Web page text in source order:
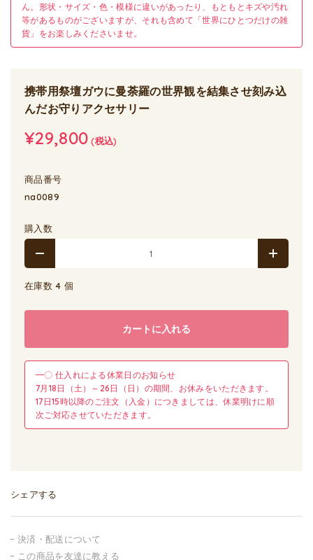
ん。形状・サイズ・色・模様に違いがあったり、もともとキズや汚れ
等があるものがございますが、それも含めて「世界にひとつだけの雑
貨」をお楽しみくださいませ。
携帯用祭壇ガウに曼荼羅の世界観を結集させ刻み込
んだお守りアクセサリー
¥29,800 (税込)
商品番号
na0089
購入数
在庫数 4 個
カートに入れる
━〇 仕入れによる休業日のお知らせ
7月18日（土）～26日（日）の期間、お休みをいただきます。
17日15時以降のご注文（入金）につきましては、休業明けに順
次ご対応させていただきます。
シェアする
決済・配送について
この商品を友達に教える